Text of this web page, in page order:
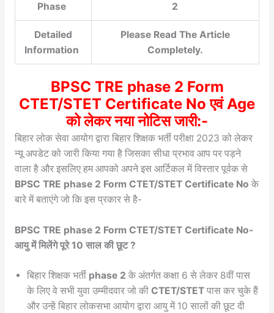
Phase 2
Detailed
Information
Please Read The Article
Completely.
BPSC TRE phase 2 Form
CTET/STET Certificate No एवं Age
को लेकर नया नोटिस जारी:-
बिहार लोक सेवा आयोग द्वारा बिहार शिक्षक भर्ती परीक्षा 2023 को लेकर
न्यू अपडेट को जारी किया गया है जिसका सीधा प्रभाव आप पर पड़ने
वाला है और इसलिए हम आपको अपने इस आर्टिकल में विस्तार पूर्वक से
BPSC TRE phase 2 Form CTET/STET Certificate No के
बारे में बताएंगे जो कि इस प्रकार से है-
BPSC TRE phase 2 Form CTET/STET Certificate No-
आयु में मिलेंगे पूरे 10 साल की छूट ?
बिहार शिक्षक भर्ती phase 2 के अंतर्गत कक्षा 6 से लेकर 8वीं पास
के लिए वे सभी युवा उम्मीदवार जो की CTET/STET पास कर चुके हैं
और उन्हें बिहार लोकसभा आयोग द्वारा आयु में 10 सालों की छूट दी